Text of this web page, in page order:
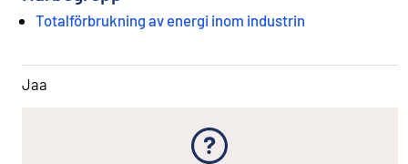
Totalförbrukning av energi inom industrin
Jaa